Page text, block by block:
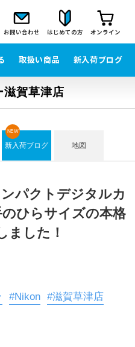
お問い合わせ はじめての方 オンライン
取扱い商品 新入荷ブログ
滋賀草津店
新入荷ブログ
NEW
地図
パクトデジタルカ
ひらサイズの本格
ました！
#Nikon #滋賀草津店